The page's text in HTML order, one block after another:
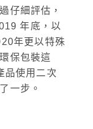
仔細評估，
年底，以
年更以特殊
保包裝這
品使用二次
一步。